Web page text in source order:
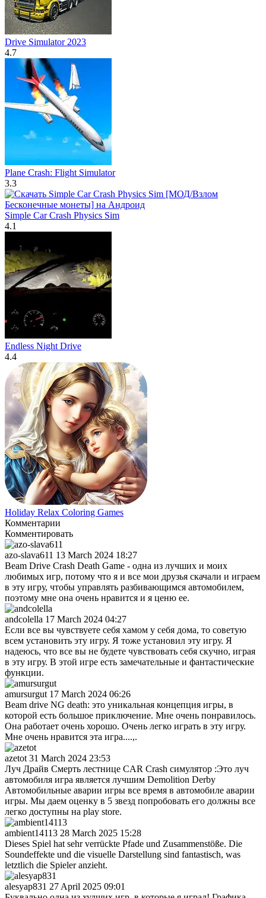
Drive Simulator 2023
4.7
Plane Crash: Flight Simulator
3.3
Simple Car Crash Physics Sim
4.1
Endless Night Drive
4.4
Holiday Relax Coloring Games
Комментарии
Комментировать
azo-slava611 13 March 2024 18:27
Beam Drive Crash Death Game - одна из лучших и моих
любимых игр, потому что я и все мои друзья скачали и играем
в эту игру, чтобы управлять разбивающимся автомобилем,
поэтому мне она очень нравится и я ценю ее.
andcolella 17 March 2024 04:27
Если все вы чувствуете себя хамом у себя дома, то советую
всем установить эту игру. Я тоже установил эту игру. Я
надеюсь, что все вы не будете чувствовать себя скучно, играя
в эту игру. В этой игре есть замечательные и фантастические
функции.
amursurgut 17 March 2024 06:26
Beam drive NG death: это уникальная концепция игры, в
которой есть большое приключение. Мне очень понравилось.
Она работает очень хорошо. Очень легко играть в эту игру.
Мне очень нравится эта игра....,.
azetot 31 March 2024 23:53
Луч Драйв Смерть лестнице CAR Crash симулятор :Это луч
автомобиля игра является лучшим Demolition Derby
Автомобильные аварии игры все время в автомобиле аварии
игры. Мы даем оценку в 5 звезд попробовать его должны все
легко доступны на play store.
ambient14113 28 March 2025 15:28
Dieses Spiel hat sehr verrückte Pfade und Zusammenstöße. Die
Soundeffekte und die visuelle Darstellung sind fantastisch, was
letztlich die Spieler anzieht.
alesyap831 27 April 2025 09:01